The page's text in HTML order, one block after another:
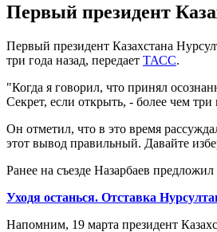
Первый президент
Первый президент Казахстана
три года назад, передает ТАСС.
"Когда я говорил, что принял
Секрет, если открыть, - более чем три
Он отметил, что в это время
этот вывод правильный. Давайте
Ранее на съезде Назарбаев
Уходя останься. Отставка
Напомним, 19 марта президент